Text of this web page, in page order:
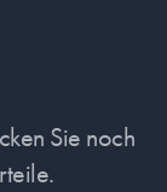
Sie noch